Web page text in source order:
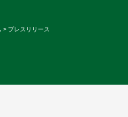
> プレスリリース